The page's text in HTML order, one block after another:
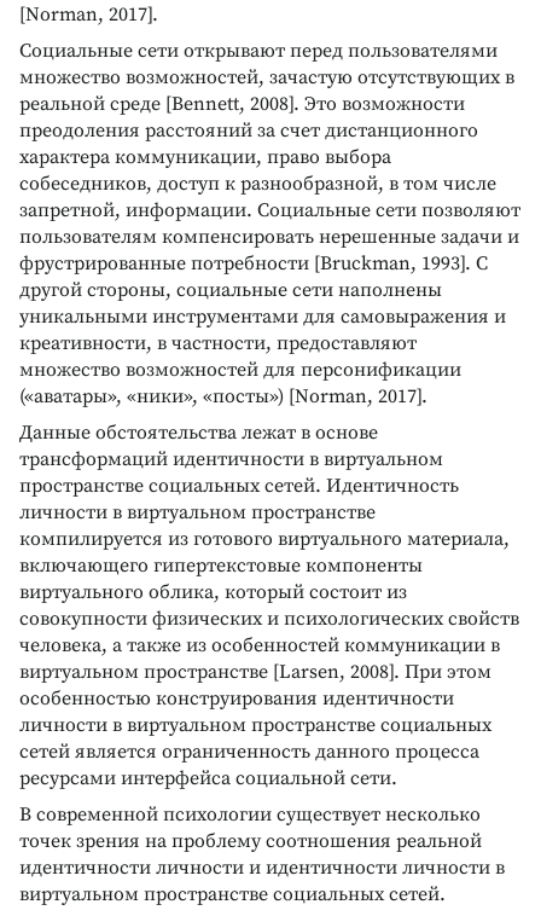
[Norman, 2017].
Социальные сети открывают перед пользователями
множество возможностей, зачастую отсутствующих в
реальной среде [Bennett, 2008]. Это возможности
преодоления расстояний за счет дистанционного
характера коммуникации, право выбора
собеседников, доступ к разнообразной, в том числе
запретной, информации. Социальные сети позволяют
пользователям компенсировать нерешенные задачи и
фрустрированные потребности [Bruckman, 1993]. С
другой стороны, социальные сети наполнены
уникальными инструментами для самовыражения и
креативности, в частности, предоставляют
множество возможностей для персонификации
(«аватары», «ники», «посты») [Norman, 2017].
Данные обстоятельства лежат в основе
трансформаций идентичности в виртуальном
пространстве социальных сетей. Идентичность
личности в виртуальном пространстве
компилируется из готового виртуального материала,
включающего гипертекстовые компоненты
виртуального облика, который состоит из
совокупности физических и психологических свойств
человека, а также из особенностей коммуникации в
виртуальном пространстве [Larsen, 2008]. При этом
особенностью конструирования идентичности
личности в виртуальном пространстве социальных
сетей является ограниченность данного процесса
ресурсами интерфейса социальной сети.
В современной психологии существует несколько
точек зрения на проблему соотношения реальной
идентичности личности и идентичности личности в
виртуальном пространстве социальных сетей.